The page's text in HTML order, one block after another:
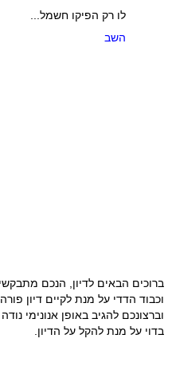
לו רק הפיקו חשמל...
השב
ברוכים הבאים לדיון, הנכם
וכבוד הדדי על מנת לקיים דיון
וברצונכם להגיב באופן אנונימי
בדוי על מנת להקל על הדיון.